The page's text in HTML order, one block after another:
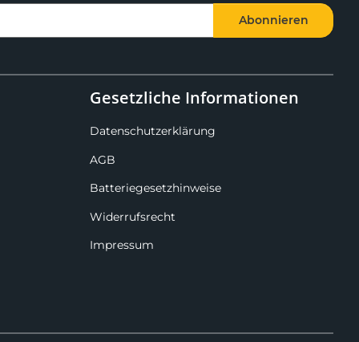
Abonnieren
Gesetzliche Informationen
Datenschutzerklärung
AGB
Batteriegesetzhinweise
Widerrufsrecht
Impressum